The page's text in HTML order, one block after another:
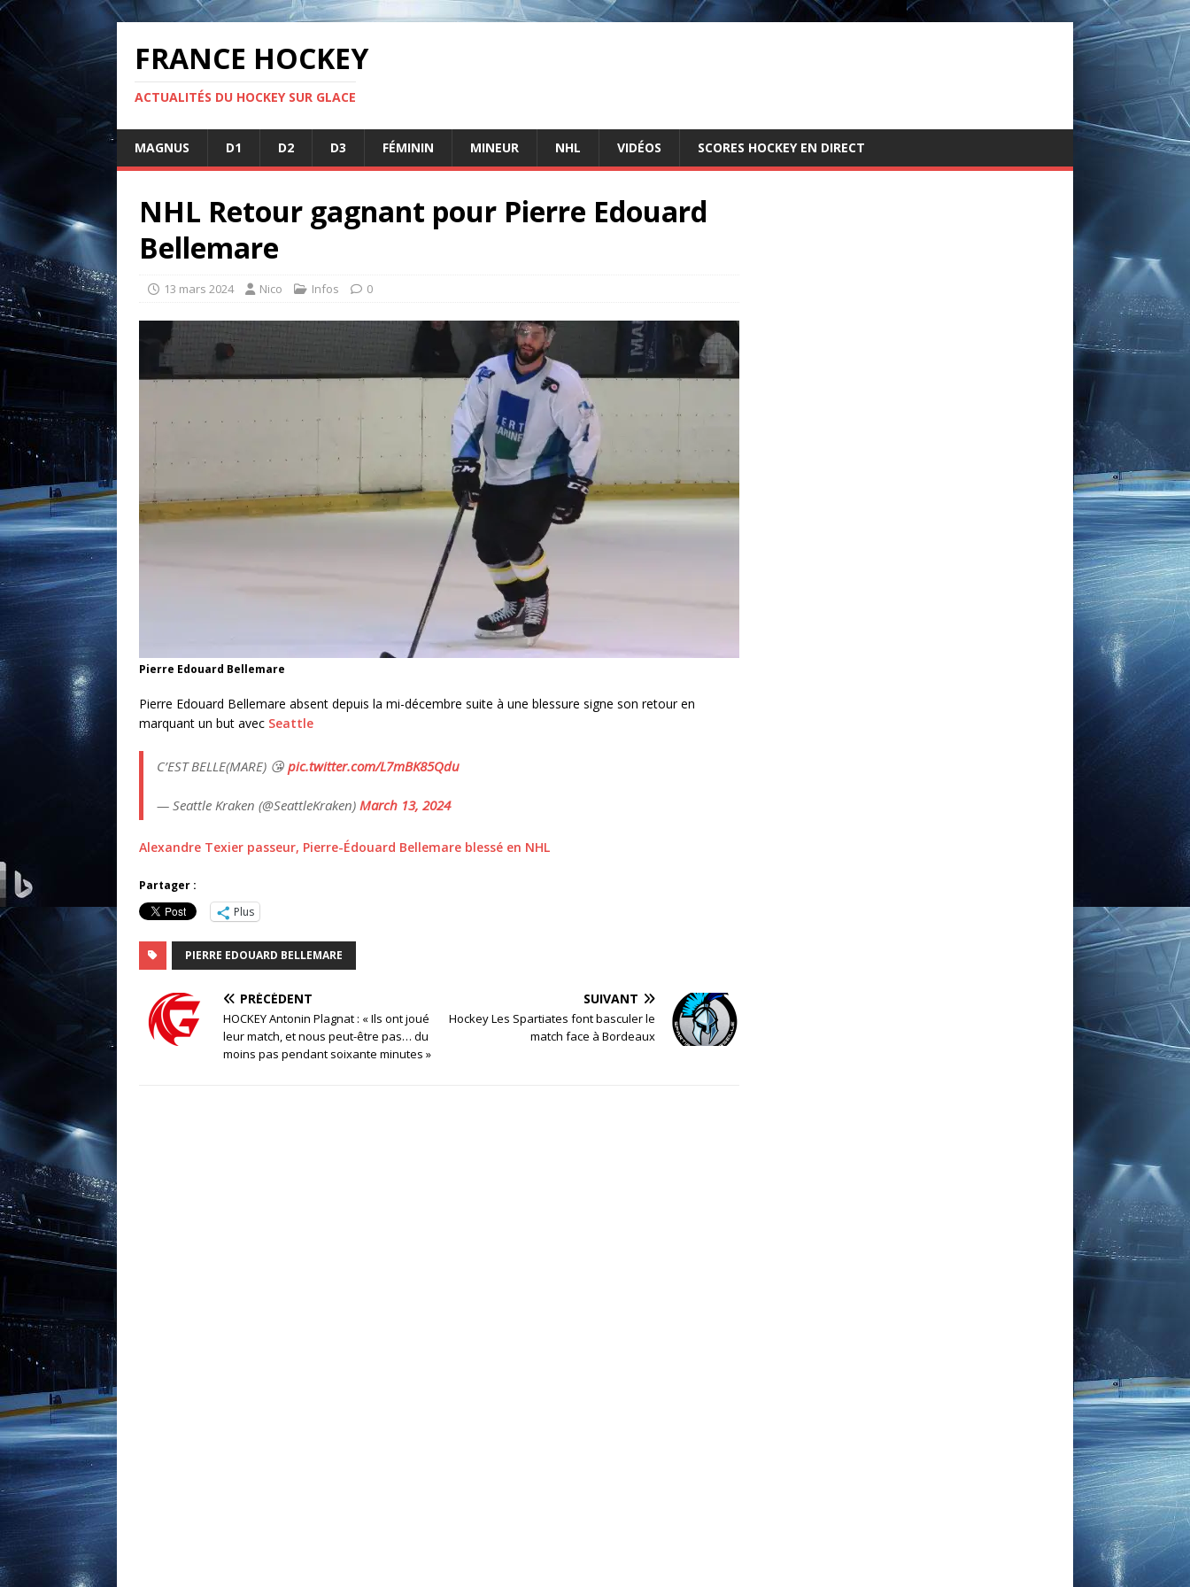
FRANCE HOCKEY
ACTUALITÉS DU HOCKEY SUR GLACE
MAGNUS D1 D2 D3 FÉMININ MINEUR NHL VIDÉOS SCORES HOCKEY EN DIRECT
NHL Retour gagnant pour Pierre Edouard
Bellemare
13 mars 2024 Nico Infos 0
Pierre Edouard Bellemare
Pierre Edouard Bellemare absent depuis la mi-décembre suite à une blessure signe son retour en
marquant un but avec Seattle
C’EST BELLE(MARE) 😘 pic.twitter.com/L7mBK85Qdu
— Seattle Kraken (@SeattleKraken) March 13, 2024
Alexandre Texier passeur, Pierre-Édouard Bellemare blessé en NHL
Partager :
Plus
PIERRE EDOUARD BELLEMARE
PRÉCÉDENT
HOCKEY Antonin Plagnat : « Ils ont joué
leur match, et nous peut-être pas… du
moins pas pendant soixante minutes »
SUIVANT
Hockey Les Spartiates font basculer le
match face à Bordeaux